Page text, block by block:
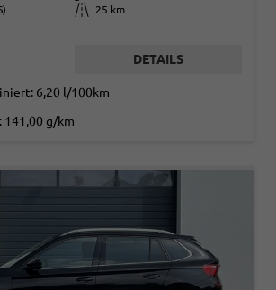
Kilometerstand
25 km
DETAILS
6,20 l/100km
141,00 g/km